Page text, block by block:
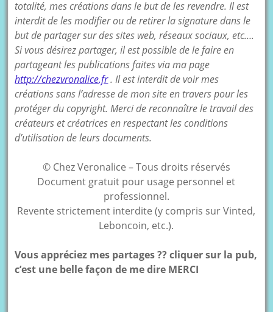
totalité, mes créations dans le but de les revendre. Il est
interdit de les modifier ou de retirer la signature dans le
but de partager sur des sites web, réseaux sociaux, etc….
Si vous désirez partager, il est possible de le faire en
partageant les publications faites via ma page
http://chezvronalice.fr. Il est interdit de voir mes
créations sans l’adresse de mon site en travers pour les
protéger du copyright. Merci de reconnaître le travail des
créateurs et créatrices en respectant les conditions
d’utilisation de leurs documents.
© Chez Veronalice – Tous droits réservés
Document gratuit pour usage personnel et
professionnel.
Revente strictement interdite (y compris sur Vinted,
Leboncoin, etc.).
Vous appréciez mes partages ?? cliquer sur la pub,
c’est une belle façon de me dire MERCI